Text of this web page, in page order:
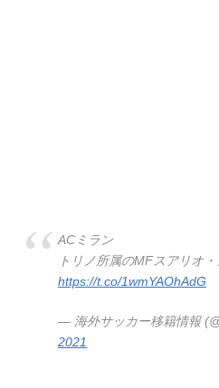
ACミラン
トリノ所属のMFスアリオ
https://t.co/1wmYAOhAdG
— 海外サッカー移籍情報
2021